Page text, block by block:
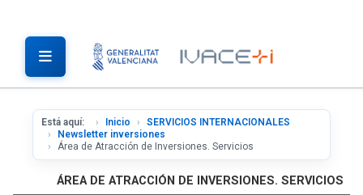
Está aquí: Inicio
SERVICIOS INTERNACIONALES
Newsletter inversiones
Área de Atracción de Inversiones. Servicios
ÁREA DE ATRACCIÓN DE INVERSIONES. SERVICIOS